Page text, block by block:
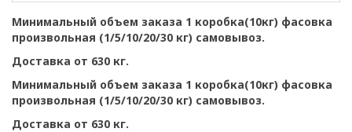
Минимальный объем заказа 1 коробка(10кг) фасовка
произвольная (1/5/10/20/30 кг) самовывоз.
Доставка от 630 кг.
Минимальный объем заказа 1 коробка(10кг) фасовка
произвольная (1/5/10/20/30 кг) самовывоз.
Доставка от 630 кг.